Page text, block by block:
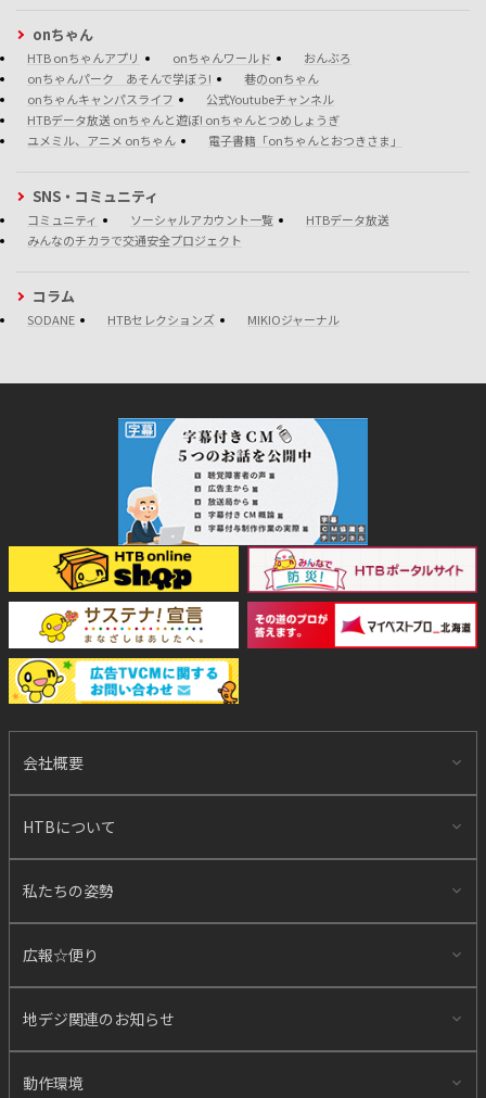
onちゃん
HTB onちゃんアプリ onちゃんワールド
おんぶろ
onちゃんパーク あそんで学ぼう!
巷のonちゃん
onちゃんキャンパスライフ
公式Youtubeチャンネル
HTBデータ放送 onちゃんと遊ぼ! onちゃんとつめしょうぎ
ユメミル、アニメ onちゃん
電子書籍「onちゃんとおつきさま」
SNS・コミュニティ
コミュニティ ソーシャルアカウント一覧
HTBデータ放送
みんなのチカラで交通安全プロジェクト
コラム
SODANE HTBセレクションズ MIKIOジャーナル
会社概要
HTBについて
私たちの姿勢
広報☆便り
地デジ関連のお知らせ
動作環境